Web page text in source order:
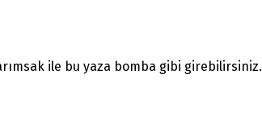
ile bu yaza bomba gibi girebilirsiniz.